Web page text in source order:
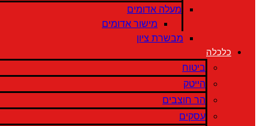
מעלה אדומים
מישור אדומים
מבשרת ציון
כלכלה
ביטוח
הייטק
הר חוצבים
עסקים